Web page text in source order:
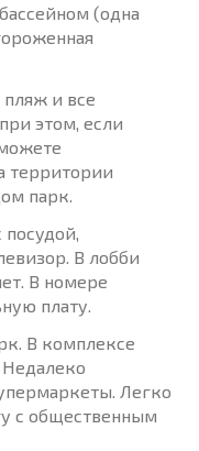
(одна
пляж и все
этом, если
территории
парк.
В лобби
В номере
плату.
В комплексе
Недалеко
Легко
с общественным